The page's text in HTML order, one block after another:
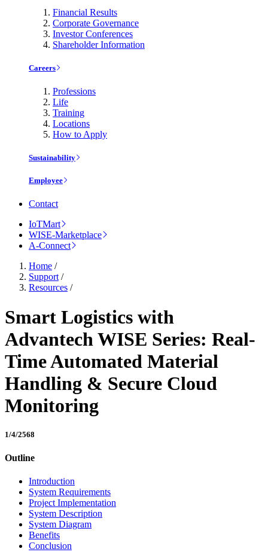
Financial Results
Corporate Governance
Investor Conferences
Shareholder Information
Careers
Professions
Life
Training
Locations
How to Apply
Sustainability
Employee
Contact
IoTMart
WISE-Marketplace
A-Connect
Home /
Support /
Resources /
Smart Logistics with
Advantech WISE Series: Real-
Time Automated Material
Handling & Secure Cloud
Monitoring
1/4/2568
Outline
Introduction
System Requirements
Project Implementation
System Description
System Diagram
Benefits
Conclusion